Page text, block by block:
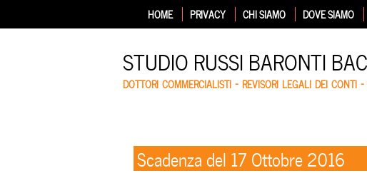
HOME PRIVACY CHI SIAMO DOVE SIAMO
STUDIO RUSSI BARONTI
DOTTORI COMMERCIALISTI – REVISORI LEGALI DEI CONTI
Scadenza del 17 Ottobre 2016